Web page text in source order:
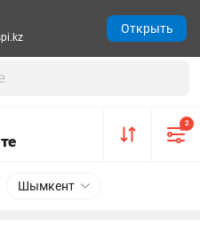
2
Шымкент
Открыть